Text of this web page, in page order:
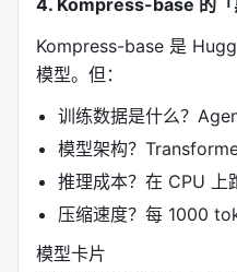
Headroom 的
（AST）理解代码结构，
删除冗余的空白和注
缩短局部变量名（保留
折叠嵌套结构（保留控
提取重复模式（如
关键：压缩后的代码仍然
4. Kompress-base 的「
Kompress-base 是
模型。但：
训练数据是什么？
模型架构？
推理成本？在 CPU 上
压缩速度？每 1000
模型卡片